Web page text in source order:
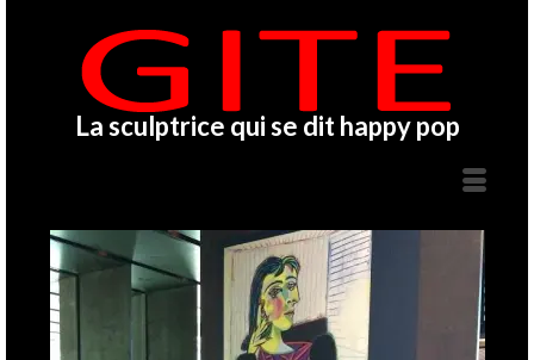
La sculptrice qui se dit happy pop